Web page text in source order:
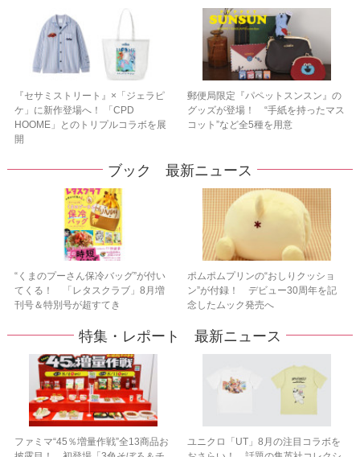
『セサミストリート』×「ジェラピ
ケ」に新作登場へ！ 「CPD
HOOME」とのトリプルコラボを展
開
郵便局限定『パペットスンスン』の
グッズが登場！ “手紙を持ったマス
コット”など全5種を用意
ブック 最新ニュース
“くまのプーさん保冷バッグ”が付い
てくる！ 「レタスクラブ」8月増
刊号＆特別号が超すてき
ポムポムプリンの“おしりクッショ
ン”が付録！ デビュー30周年を記
念したムック発売へ
特集・レポート 最新ニュース
ファミマ“45％増量作戦”全13商品お
ユニクロ「UT」8月の注目コラボを